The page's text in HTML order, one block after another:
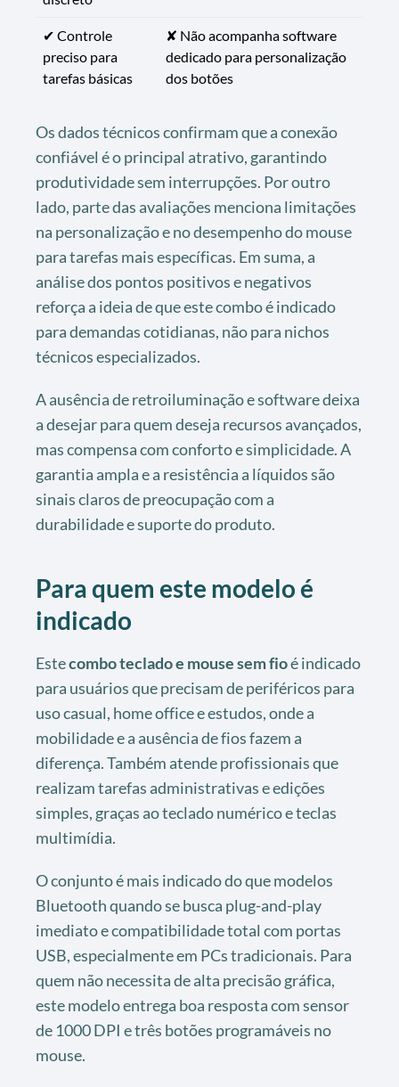
✔ Controle
preciso para
tarefas básicas
✘ Não acompanha software
dedicado para personalização
dos botões
Os dados técnicos confirmam que a conexão
confiável é o principal atrativo, garantindo
produtividade sem interrupções. Por outro
lado, parte das avaliações menciona limitações
na personalização e no desempenho do mouse
para tarefas mais específicas. Em suma, a
análise dos pontos positivos e negativos
reforça a ideia de que este combo é indicado
para demandas cotidianas, não para nichos
técnicos especializados.
A ausência de retroiluminação e software deixa
a desejar para quem deseja recursos avançados,
mas compensa com conforto e simplicidade. A
garantia ampla e a resistência a líquidos são
sinais claros de preocupação com a
durabilidade e suporte do produto.
Para quem este modelo é
indicado
Estecombo teclado e mouse sem fioé indicado
para usuários que precisam de periféricos para
uso casual, home office e estudos, onde a
mobilidade e a ausência de fios fazem a
diferença. Também atende profissionais que
realizam tarefas administrativas e edições
simples, graças ao teclado numérico e teclas
multimídia.
O conjunto é mais indicado do que modelos
Bluetooth quando se busca plug-and-play
imediato e compatibilidade total com portas
USB, especialmente em PCs tradicionais. Para
quem não necessita de alta precisão gráfica,
este modelo entrega boa resposta com sensor
de 1000 DPI e três botões programáveis no
mouse.